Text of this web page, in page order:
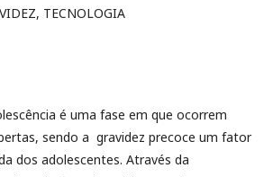
TECNOLOGIA
é uma fase em que ocorrem
sendo a gravidez precoce um fator
dos adolescentes. Através da